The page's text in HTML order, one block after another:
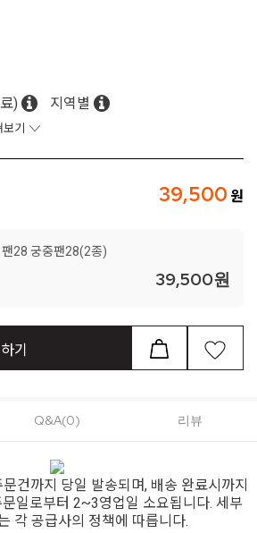
)
지역별
보기
39,500
28 궁중팬28(2종)
39,500원
기
Q&A(0) 리뷰
건까지 당일 발송되며, 배송 완료시까지
일로부터 2~3영업일 소요됩니다. 세부
각 공급사의 정책에 따릅니다.